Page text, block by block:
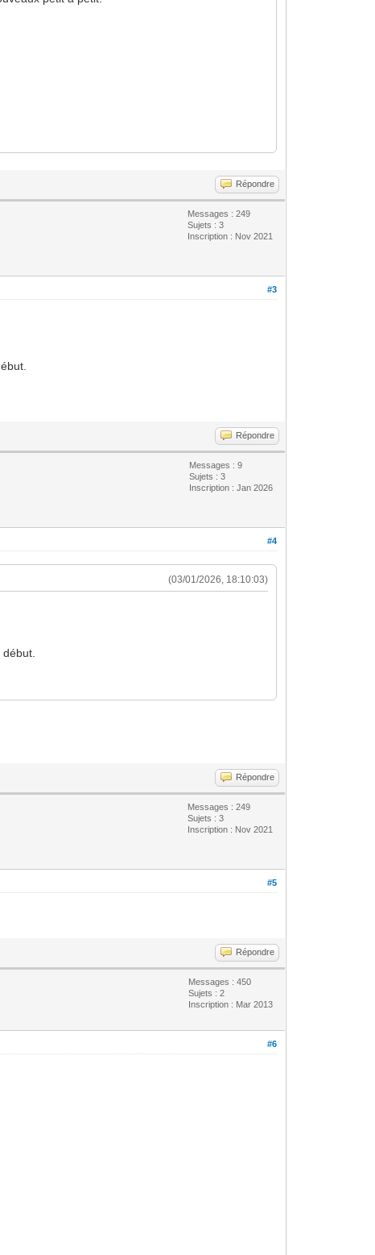
Répondre
Messages : 249
Sujets : 3
Inscription : Nov 2021
#3
Répondre
Messages : 9
Sujets : 3
Inscription : Jan 2026
#4
(03/01/2026, 18:10:03)
Répondre
Messages : 249
Sujets : 3
Inscription : Nov 2021
#5
Répondre
Messages : 450
Sujets : 2
Inscription : Mar 2013
#6